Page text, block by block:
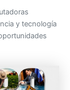
y tecnología